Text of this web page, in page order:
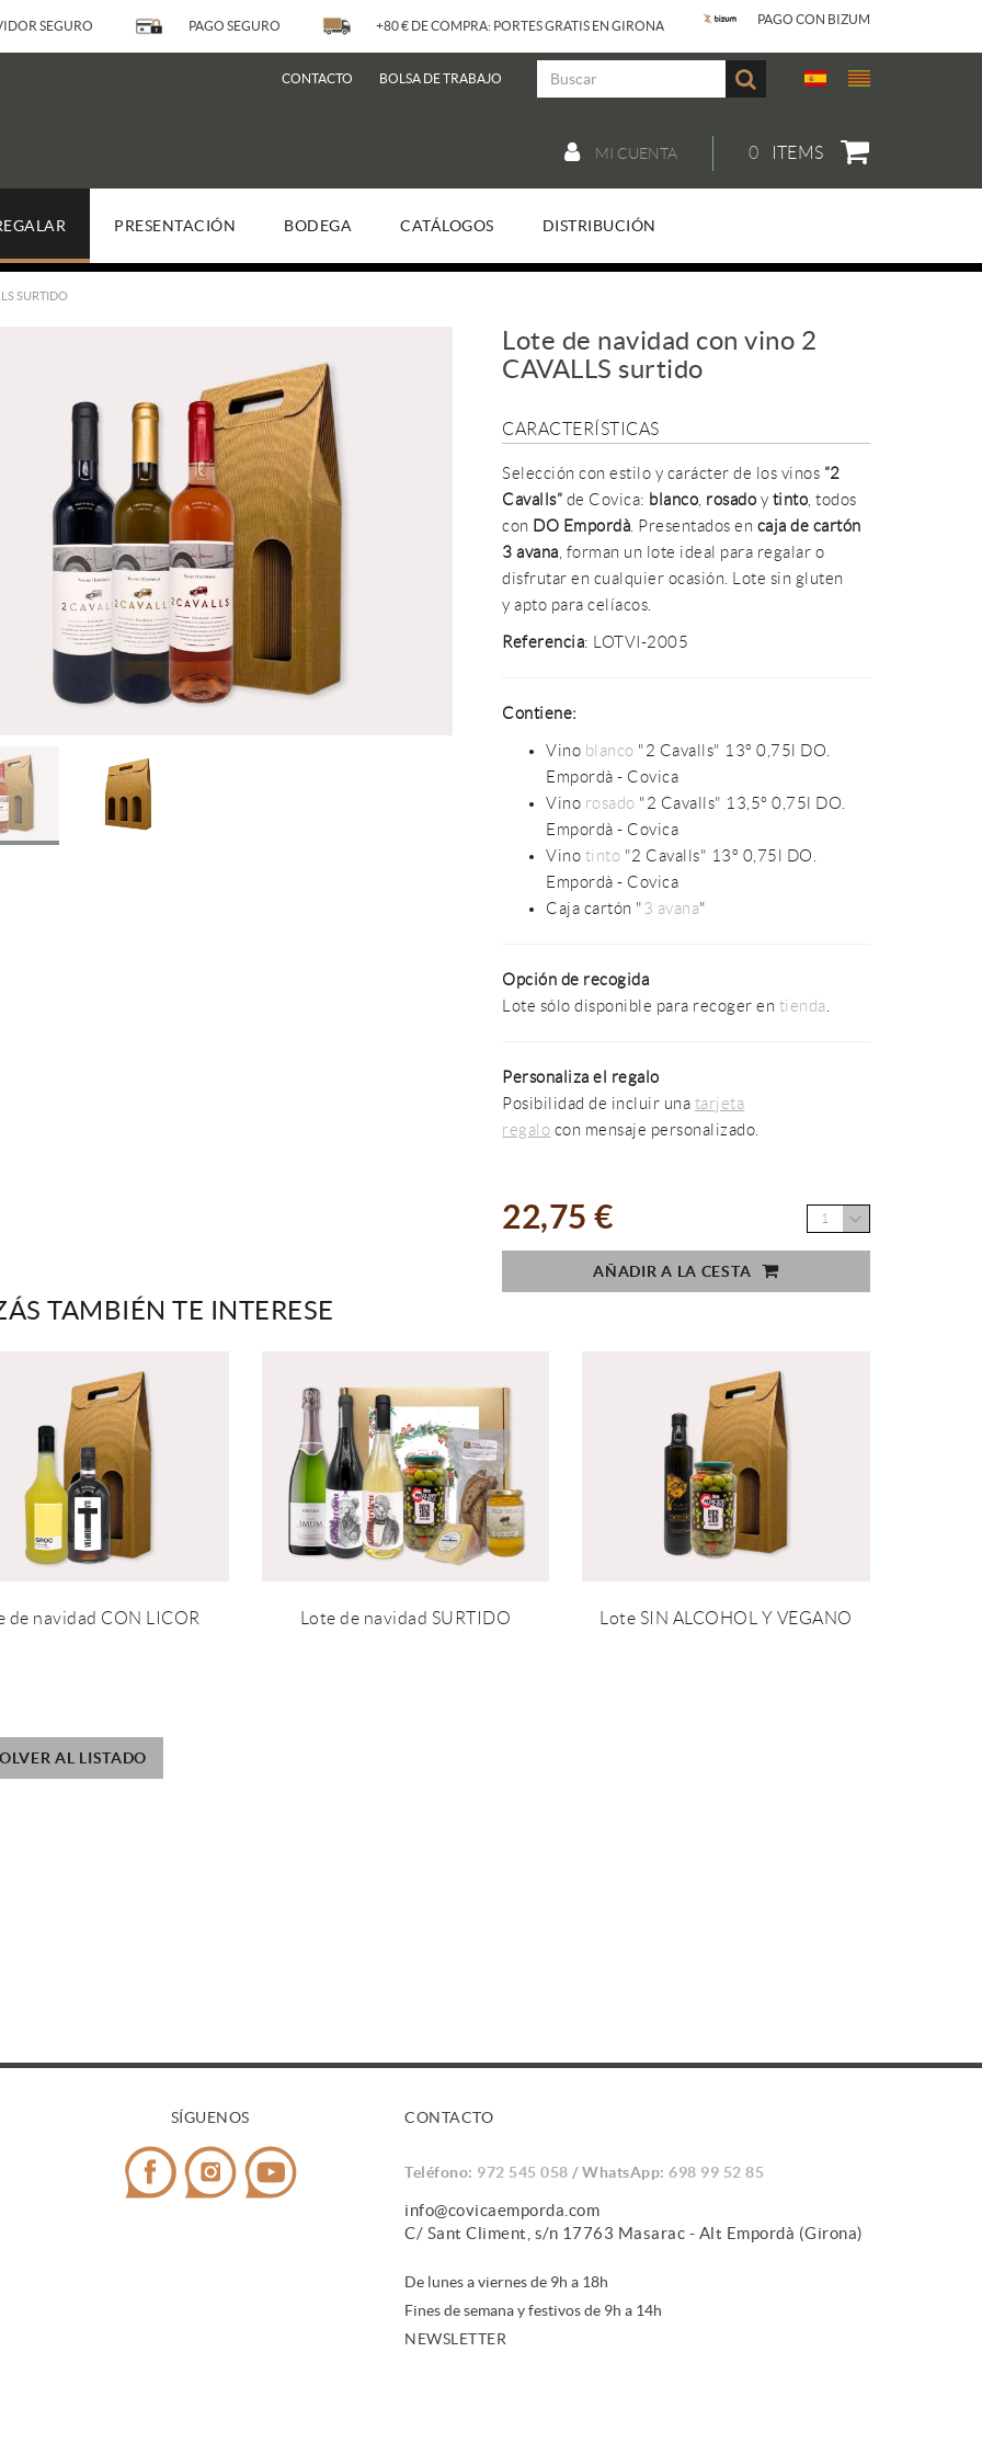
SEGURO PAGO SEGURO +80 € DE COMPRA: PORTES GRATIS EN GIRONA PAGO CON BIZUM
CONTACTO BOLSA DE TRABAJO
0 ITEMS
MI CUENTA
PRESENTACIÓN BODEGA CATÁLOGOS DISTRIBUCIÓN
SURTIDO
Lote de navidad con vino 2
CAVALLS surtido
CARACTERÍSTICAS
Selección con estilo y carácter de los vinos “2
Cavalls” de Covica: blanco rosado y tinto , todos
con DO Empordà . Presentados en caja de cartón
3 avana , forman un lote ideal para regalar o
disfrutar en cualquier ocasión. Lote sin gluten
y apto para celíacos.
Referencia: LOTVI-2005
Contiene:
Vino blanco "2 Cavalls" 13º 0,75l DO.
Empordà - Covica
Vino rosado "2 Cavalls" 13,5º 0,75l DO.
Empordà - Covica
Vino tinto "2 Cavalls" 13º 0,75l DO.
Empordà - Covica
Caja cartón "3 avana"
Opción de recogida
Lote sólo disponible para recoger en tienda
Personaliza el regalo
Posibilidad de incluir una tarjeta
regalo con mensaje personalizado.
22,75 € 1
AÑADIR A LA CESTA
TAMBIÉN TE INTERESE
de navidad CON LICOR Lote de navidad SURTIDO Lote SIN ALCOHOL Y VEGANO
AL LISTADO
SÍGUENOS CONTACTO
Teléfono: 972 545 058 / WhatsApp: 698 99 52 85
info@covicaemporda.com
C/ Sant Climent, s/n 17763 Masarac - Alt Empordà (Girona)
De lunes a viernes de 9h a 18h
Fines de semana y festivos de 9h a 14h
NEWSLETTER